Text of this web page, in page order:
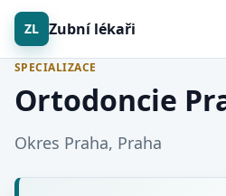
ZL Zubní lékaři
SPECIALIZACE
Ortodoncie
Okres Praha, Praha